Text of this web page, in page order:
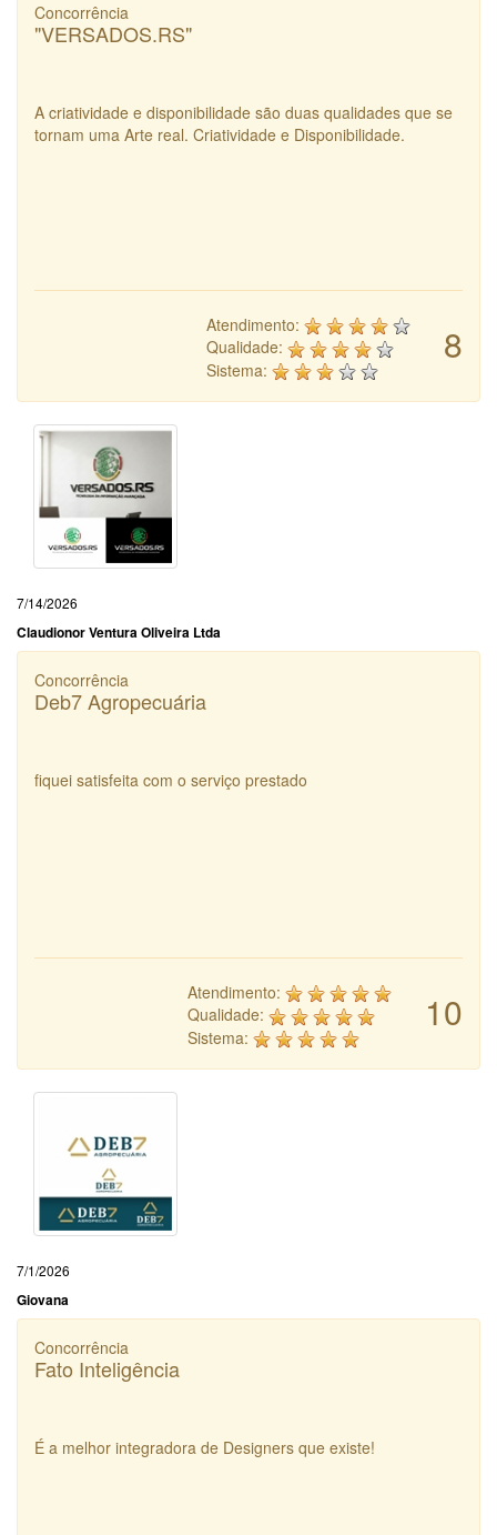
Concorrência
"VERSADOS.RS"
A criatividade e disponibilidade são duas qualidades que se
tornam uma Arte real. Criatividade e Disponibilidade.
8
Atendimento:
Qualidade:
Sistema:
7/14/2026
Claudionor Ventura Oliveira Ltda
Concorrência
Deb7 Agropecuária
fiquei satisfeita com o serviço prestado
10
Atendimento:
Qualidade:
Sistema:
7/1/2026
Giovana
Concorrência
Fato Inteligência
É a melhor integradora de Designers que existe!